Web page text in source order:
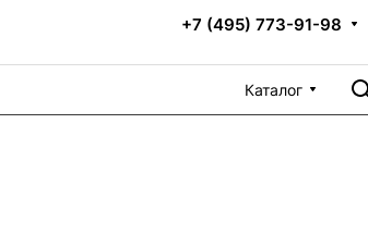
+7 (495) 773-91-98
Каталог